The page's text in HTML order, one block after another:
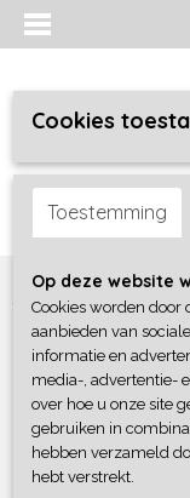
Inloggen Registreren
Home >Meisjes>
Cookies
Toestemming
Op deze website
Cookies worden door
aanbieden van
informatie en
media-, advertentie-
over hoe u onze site
gebruiken in
hebben verzameld
hebt verstrekt.